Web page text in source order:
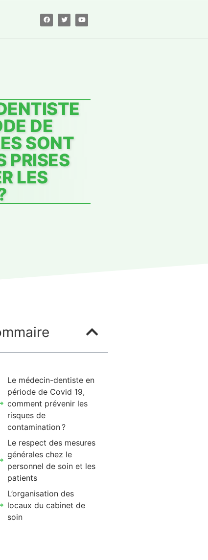
DE
SONT
PRISES
LES
Le médecin-dentiste en
période de Covid 19,
comment prévenir les
risques de
contamination ?
Le respect des mesures
générales chez le
personnel de soin et les
patients
L’organisation des
locaux du cabinet de
soin